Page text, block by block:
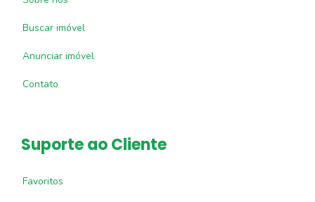
Buscar imóvel
Anunciar imóvel
Contato
Suporte ao Cliente
Favoritos